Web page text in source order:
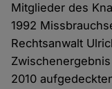
Mitglieder des
1992
Rechtsanwalt
2010